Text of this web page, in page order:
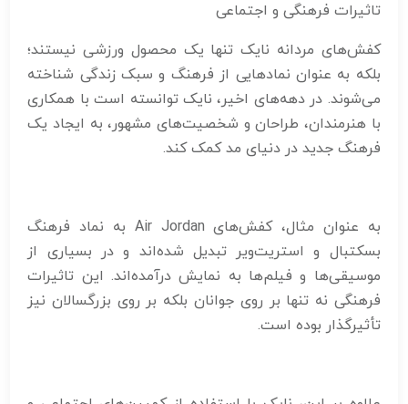
تاثیرات فرهنگی و اجتماعی
کفش‌های مردانه نایک تنها یک محصول ورزشی نیستند؛
بلکه به عنوان نمادهایی از فرهنگ و سبک زندگی شناخته
می‌شوند. در دهه‌های اخیر، نایک توانسته است با همکاری
با هنرمندان، طراحان و شخصیت‌های مشهور، به ایجاد یک
فرهنگ جدید در دنیای مد کمک کند.
به عنوان مثال، کفش‌های Air Jordan به نماد فرهنگ
بسکتبال و استریت‌ویر تبدیل شده‌اند و در بسیاری از
موسیقی‌ها و فیلم‌ها به نمایش درآمده‌اند. این تاثیرات
فرهنگی نه تنها بر روی جوانان بلکه بر روی بزرگسالان نیز
تأثیرگذار بوده است.